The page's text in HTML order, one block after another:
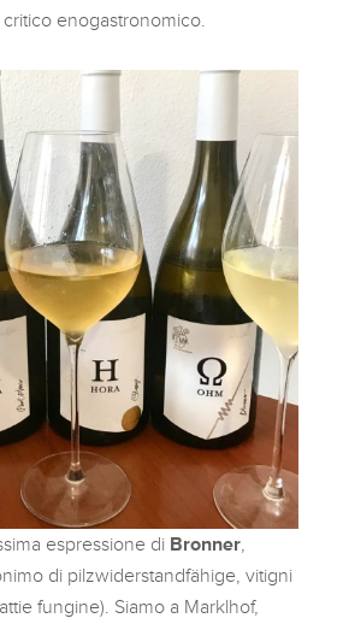
enogastronomico.
espressione di Bronner
di pilzwiderstandfähige, vitigni
fungine). Siamo a Marklhof,